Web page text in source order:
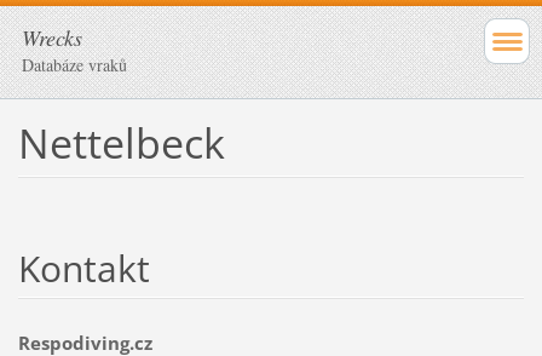
Wrecks
Databáze vraků
Nettelbeck
Kontakt
Respodiving.cz